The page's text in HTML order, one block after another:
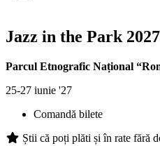
Jazz in the Park 2027
Parcul Etnografic Național
25-27 iunie '27
Comandă bilete
Știi că poți plăti și în rate fără